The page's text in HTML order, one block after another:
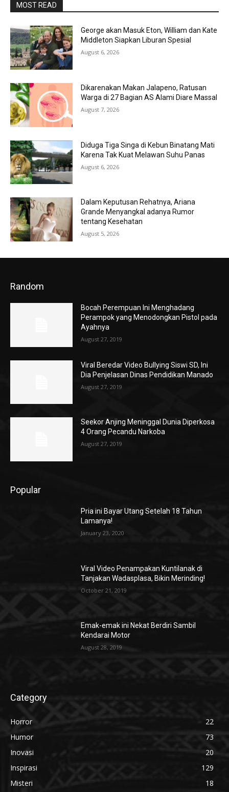
MOST READ
George akan Masuk Eton, William dan Kate
Middleton Siapkan Liburan Spesial
August 6, 2026
Dikarenakan Makan Jalapeno, Ratusan
Warga di 27 Bagian AS Alami Diare Massal
August 7, 2026
Diduga Tiga Singa di Kebun Binatang Mati
Karena Tak Kuat Melawan Suhu Panas
August 6, 2026
Dalam Keputusan Rehatnya, Ariana
Grande Menyangkal adanya Rumor
tentang Kesehatan
August 5, 2026
Random
Bocah Perempuan Ini Menghadang
Perampok yang Menodongkan Pistol pada
Ayahnya
August 27, 2019
Viral Beredar Video Bullying Siswi SD, Ini
Dia Penjelasan Dinas Pendidikan Manado
August 27, 2019
Seekor Anjing Meninggal Dunia Diperkosa
4 Orang Pecandu Narkoba
August 27, 2019
Popular
Pria ini Bayar Utang Setelah 18 Tahun
Lamanya!
January 23, 2020
Viral Video Penampakan Kuntilanak di
Tanjakan Wadasplasa, Bikin Merinding!
October 21, 2019
Emak-emak ini Nekat Berdiri Sambil
Kendarai Motor
August 28, 2019
Category
Horror
22
Humor
73
Inovasi
20
Inspirasi
129
Misteri
18